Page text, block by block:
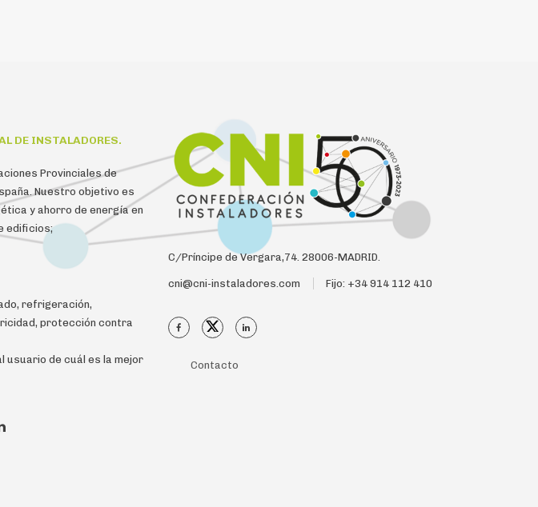
DE INSTALADORES.
Provinciales de
Nuestro objetivo es
y ahorro de energía en
edificios;
refrigeración,
protección contra
usuario de cuál es la mejor
C/Príncipe de Vergara,74. 28006-MADRID.
cni@cni-instaladores.com Fijo: +34 914 112 410
Contacto